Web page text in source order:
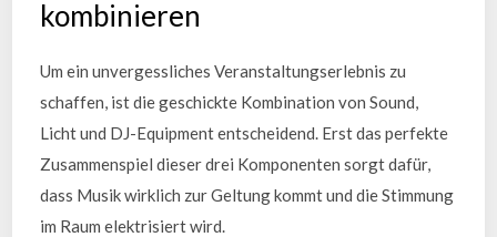
kombinieren
Um ein unvergessliches Veranstaltungserlebnis zu
schaffen, ist die geschickte Kombination von Sound,
Licht und DJ-Equipment entscheidend. Erst das perfekte
Zusammenspiel dieser drei Komponenten sorgt dafür,
dass Musik wirklich zur Geltung kommt und die Stimmung
im Raum elektrisiert wird.